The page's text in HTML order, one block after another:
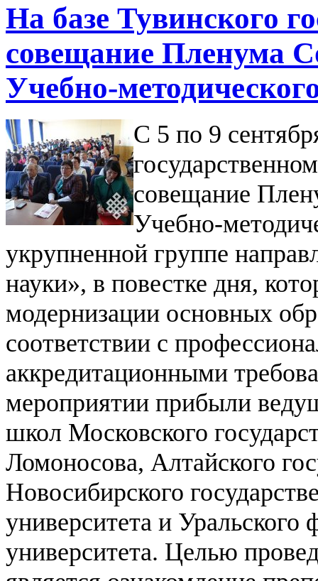
На базе Тувинского
совещание Пленума
Учебно-
С 5 по 9
совещание
Учебно-
укрупненной группе
науки», в повестке дня,
модернизации основных
соответствии с
аккредитационными
мероприятии прибыли
школ Московского
Ломоносова, Алтайского
Новосибирского
университета и Уральского
университета. Целью